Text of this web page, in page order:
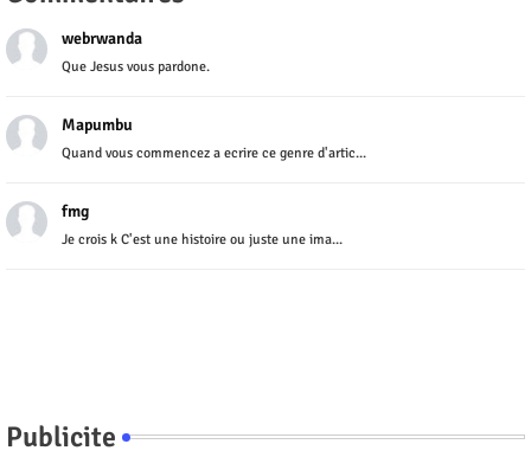
webrwanda
Que Jesus vous pardone.
Mapumbu
Quand vous commencez a ecrire ce genre d'artic...
fmg
Je crois k C'est une histoire ou juste une ima...
Publicite